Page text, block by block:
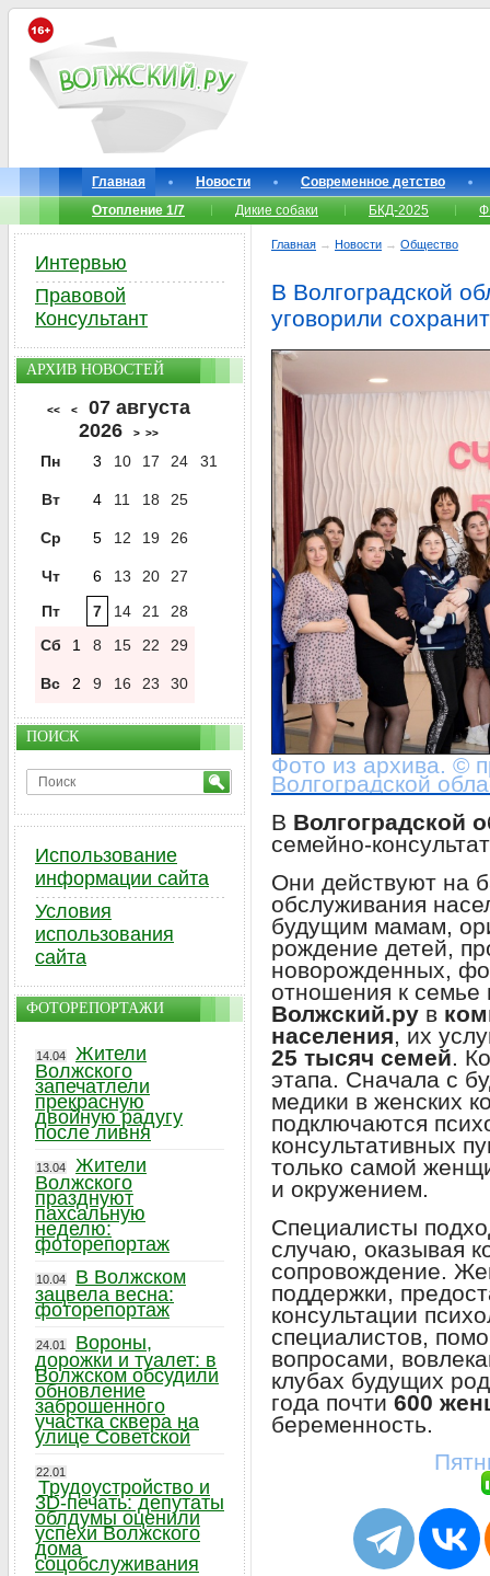
Главная Новости
Современное детство
Отопление 1/7
Дикие собаки БКД-2025
Главная → Новости → Общество
В Волгоградской
уговорили
Фото из архива. ©
Волгоградской
В Волгоградской
семейно-
Они действуют на
обслуживания
будущим мамам,
рождение детей,
новорожденных,
отношения к семье
Волжский.ру в
населения, их
25 тысяч семей.
этапа. Сначала с
медики в женских
подключаются
консультативных
только самой
и окружением.
Специалисты
случаю, оказывая
сопровождение.
поддержки,
консультации
специалистов,
вопросами,
клубах будущих
года почти 600
беременность.
Интервью
Правовой
Консультант
АРХИВ НОВОСТЕЙ
<< <
07 августа
2026
> >>
Пн 3 10 17 24 31
Вт 4 11 18 25
Ср 5 12 19 26
Чт 6 13 20
27
Пт
7 14 21
28
Сб
1 8 15 22 29
Вс 2 9 16 23 30
ПОИСК
Использование
информации сайта
Условия
использования
сайта
ФОТОРЕПОРТАЖИ
14.04
Жители
Волжского
запечатлели
прекрасную
двойную радугу
после ливня
13.04
Жители
Волжского
празднуют
пахсальную
неделю:
фоторепортаж
10.04
В Волжском
зацвела весна:
фоторепортаж
24.01
Вороны,
дорожки и туалет: в
Волжском обсудили
обновление
заброшенного
участка сквера на
улице Советской
22.01
Трудоустройство и
3D-печать: депутаты
облдумы оценили
успехи Волжского
дома
соцобслуживания